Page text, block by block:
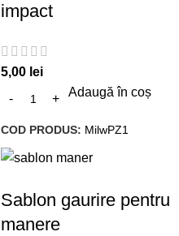
impact
5,00 lei
Adaugă în coș
COD PRODUS: MilwPZ1
Sablon gaurire pentru
manere